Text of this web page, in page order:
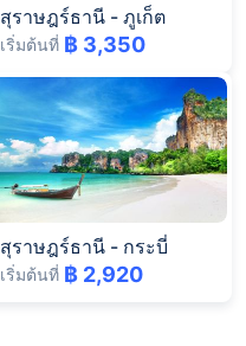
สุราษฎร์ธานี - ภูเก็ต
เริ่มต้นที่ ฿ 3,350
สุราษฎร์ธานี - กระบี่
เริ่มต้นที่ ฿ 2,920